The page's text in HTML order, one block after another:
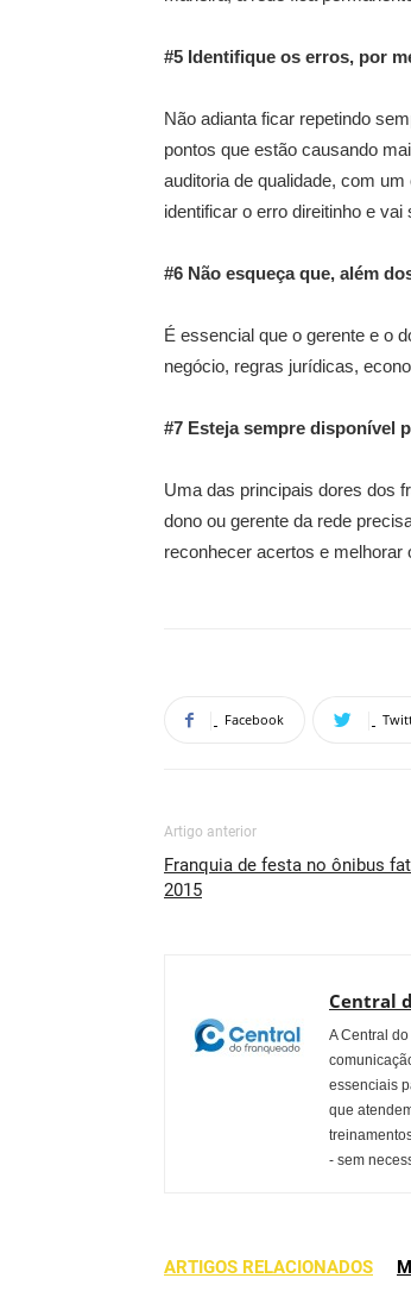
#5 Identifique os erros, por
Não adianta ficar repetindo
pontos que estão causando
auditoria de qualidade, com
identificar o erro direitinho e
#6 Não esqueça que, além
É essencial que o gerente e o
negócio, regras jurídicas,
#7 Esteja sempre disponível
Uma das principais dores dos
dono ou gerente da rede
reconhecer acertos e melhorar
Facebook
Artigo anterior
Franquia de festa no ônibus
2015
Central
A Central
essenciais
que
- sem
ARTIGOS RELACIONADOS